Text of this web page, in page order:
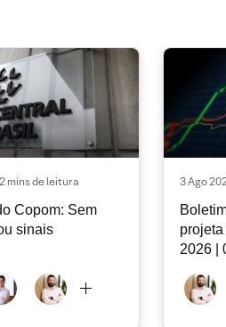
mins de leitura
Copom: Sem
sinais
3 Ago
2026 |